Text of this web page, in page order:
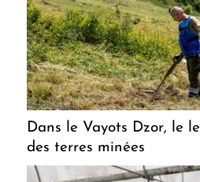
Dans le Vayots Dzor, le
des terres minées